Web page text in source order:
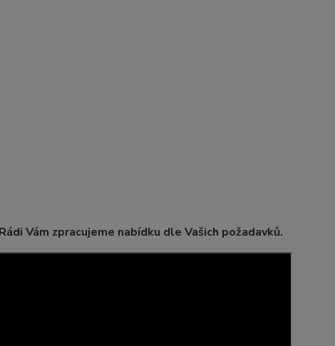
Rádi Vám zpracujeme nabídku dle Vašich požadavků.